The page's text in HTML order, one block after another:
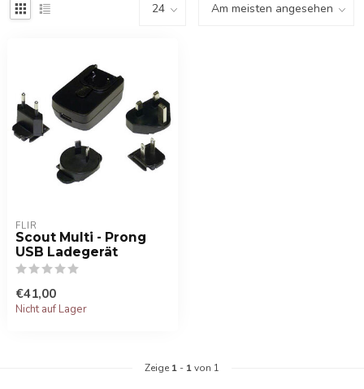
FLIR
Scout Multi - Prong
USB Ladegerät
€41,00
Nicht auf Lager
Zeige 1 - 1von 1